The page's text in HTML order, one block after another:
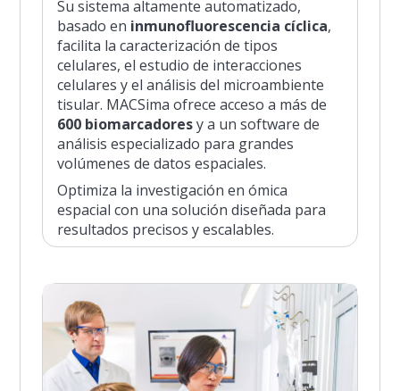
Su sistema altamente automatizado,
basado en inmunofluorescencia cíclica,
facilita la caracterización de tipos
celulares, el estudio de interacciones
celulares y el análisis del microambiente
tisular. MACSima ofrece acceso a más de
600 biomarcadoresy a un software de
análisis especializado para grandes
volúmenes de datos espaciales.
Optimiza la investigación en ómica
espacial con una solución diseñada para
resultados precisos y escalables.